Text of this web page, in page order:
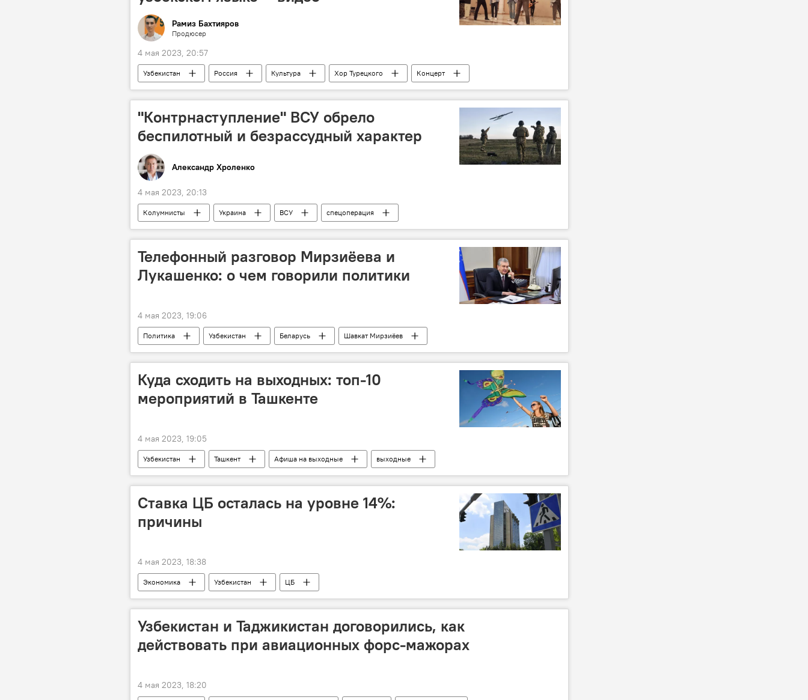
Рамиз Бахтияров
Продюсер
4 мая 2023, 20:57
Узбекистан Россия Культура Хор Турецкого Концерт
"Контрнаступление" ВСУ обрело
беспилотный и безрассудный характер
Александр Хроленко
4 мая 2023, 20:13
Колумнисты Украина ВСУ спецоперация
Телефонный разговор Мирзиёева и
Лукашенко: о чем говорили политики
4 мая 2023, 19:06
Политика Узбекистан Беларусь
Шавкат Мирзиёев
Александр Лукашенко
Куда сходить на выходных: топ-10
мероприятий в Ташкенте
4 мая 2023, 19:05
Узбекистан Ташкент Афиша на выходные выходные
Ставка ЦБ осталась на уровне 14%:
причины
4 мая 2023, 18:38
Экономика Узбекистан ЦБ
Узбекистан и Таджикистан договорились, как
действовать при авиационных форс-мажорах
4 мая 2023, 18:20